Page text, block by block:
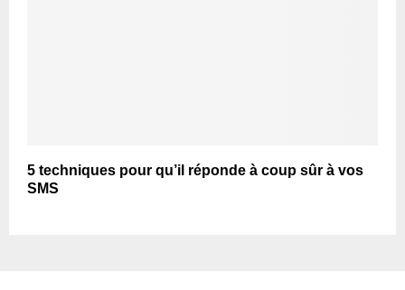
5 techniques pour qu’il réponde à coup sûr à vos
SMS